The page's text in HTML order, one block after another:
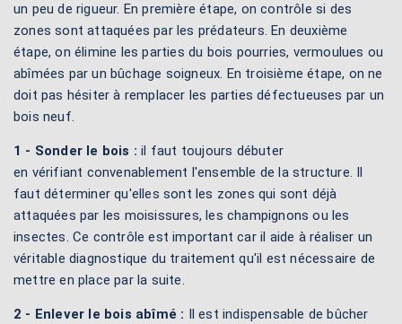
un peu de rigueur. En première étape, on contrôle si des
zones sont attaquées par les prédateurs. En deuxième
étape, on élimine les parties du bois pourries, vermoulues ou
abîmées par un bûchage soigneux. En troisième étape, on ne
doit pas hésiter à remplacer les parties défectueuses par un
bois neuf.
1 - Sonder le bois : il faut toujours débuter
en vérifiant convenablement l'ensemble de la structure. Il
faut déterminer qu'elles sont les zones qui sont déjà
attaquées par les moisissures, les champignons ou les
insectes. Ce contrôle est important car il aide à réaliser un
véritable diagnostique du traitement qu'il est nécessaire de
mettre en place par la suite.
2 - Enlever le bois abîmé : Il est indispensable de bûcher